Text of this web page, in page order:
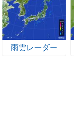
雨雲レーダー